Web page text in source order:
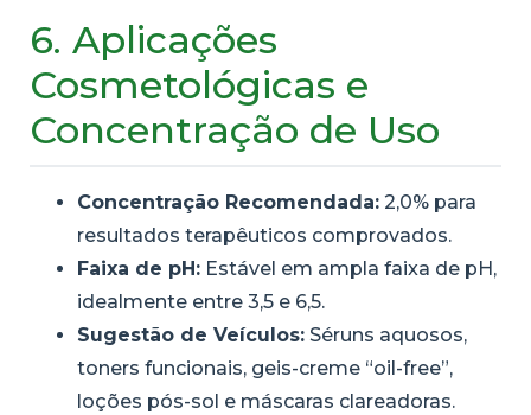
6. Aplicações
Cosmetológicas e
Concentração de Uso
Concentração Recomendada: 2,0% para
resultados terapêuticos comprovados.
Faixa de pH: Estável em ampla faixa de pH,
idealmente entre 3,5 e 6,5.
Sugestão de Veículos: Séruns aquosos,
toners funcionais, geis-creme “oil-free”,
loções pós-sol e máscaras clareadoras.